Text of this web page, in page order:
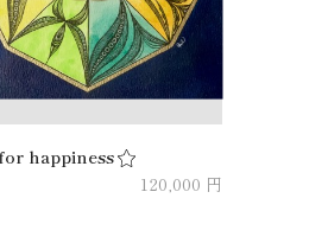
happiness
120,000 円